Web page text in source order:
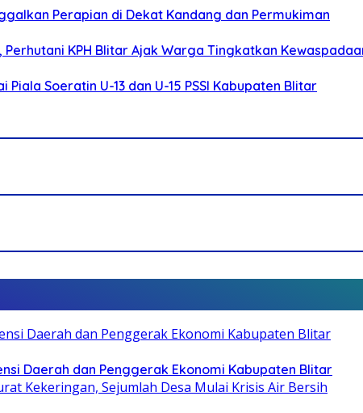
Perapian di Dekat Kandang dan Permukiman
KPH Blitar Ajak Warga Tingkatkan
Soeratin U-13 dan U-15 PSSI Kabupaten Blitar
Daerah dan Penggerak Ekonomi Kabupaten Blitar